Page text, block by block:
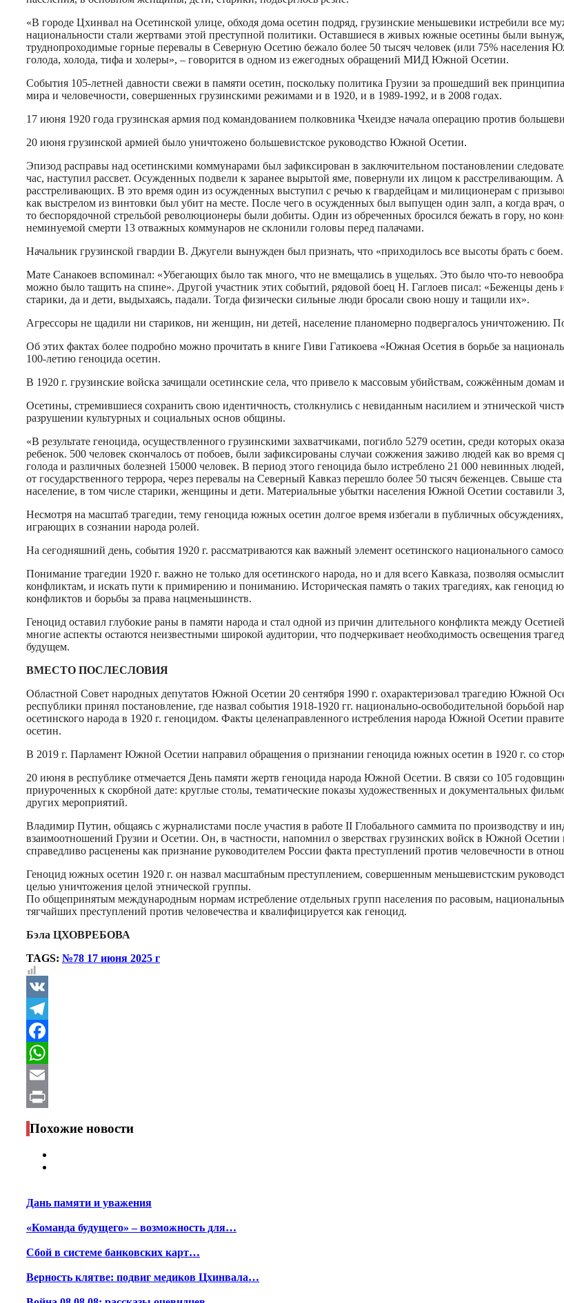
«В городе Цхинвал на Осетинской улице, обходя дома осетин подряд, грузинские меньшевики истребили все
национальности стали жертвами этой преступной политики. Оставшиеся в живых южные осетины были
труднопроходимые горные перевалы в Северную Осетию бежало более 50 тысяч человек (или 75% населения
голода, холода, тифа и холеры», – говорится в одном из ежегодных обращений МИД Южной Осетии.
События 105-летней давности свежи в памяти осетин, поскольку политика Грузии за прошедший век
мира и человечности, совершенных грузинскими режимами и в 1920, и в 1989-1992, и в 2008 годах.
17 июня 1920 года грузинская армия под командованием полковника Чхеидзе начала операцию против
20 июня грузинской армией было уничтожено большевистское руководство Южной Осетии.
Эпизод расправы над осетинскими коммунарами был зафиксирован в заключительном постановлении
час, наступил рассвет. Осужденных подвели к заранее вырытой яме, повернули их лицом к расстреливающим.
расстреливающих. В это время один из осужденных выступил с речью к гвардейцам и милиционерам с
как выстрелом из винтовки был убит на месте. После чего в осужденных был выпущен один залп, а когда врач,
то беспорядочной стрельбой революционеры были добиты. Один из обреченных бросился бежать в гору, но
неминуемой смерти 13 отважных коммунаров не склонили головы перед палачами.
Начальник грузинской гвардии В. Джугели вынужден был признать, что «приходилось все высоты брать с
Мате Санакоев вспоминал: «Убегающих было так много, что не вмещались в ущельях. Это было что-то
можно было тащить на спине». Другой участник этих событий, рядовой боец Н. Гаглоев писал: «Беженцы день
старики, да и дети, выдыхаясь, падали. Тогда физически сильные люди бросали свою ношу и тащили их».
Агрессоры не щадили ни стариков, ни женщин, ни детей, население планомерно подвергалось уничтожению.
Об этих фактах более подробно можно прочитать в книге Гиви Гатикоева «Южная Осетия в борьбе за
100-летию геноцида осетин.
В 1920 г. грузинские войска зачищали осетинские села, что привело к массовым убийствам, сожжённым домам
Осетины, стремившиеся сохранить свою идентичность, столкнулись с невиданным насилием и этнической
разрушении культурных и социальных основ общины.
«В результате геноцида, осуществленного грузинскими захватчиками, погибло 5279 осетин, среди которых
ребенок. 500 человек скончалось от побоев, были зафиксированы случаи сожжения заживо людей как во время
голода и различных болезней 15000 человек. В период этого геноцида было истреблено 21 000 невинных
от государственного террора, через перевалы на Северный Кавказ перешло более 50 тысяч беженцев. Свыше
население, в том числе старики, женщины и дети. Материальные убытки населения Южной Осетии составили
Несмотря на масштаб трагедии, тему геноцида южных осетин долгое время избегали в публичных
играющих в сознании народа ролей.
На сегодняшний день, события 1920 г. рассматриваются как важный элемент осетинского национального
Понимание трагедии 1920 г. важно не только для осетинского народа, но и для всего Кавказа, позволяя
конфликтам, и искать пути к примирению и пониманию. Историческая память о таких трагедиях, как геноцид
конфликтов и борьбы за права нацменьшинств.
Геноцид оставил глубокие раны в памяти народа и стал одной из причин длительного конфликта между
многие аспекты остаются неизвестными широкой аудитории, что подчеркивает необходимость освещения
будущем.
ВМЕСТО ПОСЛЕСЛОВИЯ
Областной Совет народных депутатов Южной Осетии 20 сентября 1990 г. охарактеризовал трагедию Южной
республики принял постановление, где назвал события 1918-1920 гг. национально-освободительной борьбой
осетинского народа в 1920 г. геноцидом. Факты целенаправленного истребления народа Южной Осетии
осетин.
В 2019 г. Парламент Южной Осетии направил обращения о признании геноцида южных осетин в 1920 г. со
20 июня в республике отмечается День памяти жертв геноцида народа Южной Осетии. В связи со 105
приуроченных к скорбной дате: круглые столы, тематические показы художественных и документальных
других мероприятий.
Владимир Путин, общаясь с журналистами после участия в работе II Глобального саммита по производству и
взаимоотношений Грузии и Осетии. Он, в частности, напомнил о зверствах грузинских войск в Южной Осетии
справедливо расценены как признание руководителем России факта преступлений против человечности в
Геноцид южных осетин 1920 г. он назвал масштабным преступлением, совершенным меньшевистским
целью уничтожения целой этнической группы.
По общепринятым международным нормам истребление отдельных групп населения по расовым,
тягчайших преступлений против человечества и квалифицируется как геноцид.
Бэла ЦХОВРЕБОВА
TAGS: №78 17 июня 2025 г
VK
Telegram
Facebook
WhatsApp
Email
Print
Похожие новости
Дань памяти и уважения
«Команда будущего» – возможность для…
Сбой в системе банковских карт…
Верность клятве: подвиг медиков Цхинвала…